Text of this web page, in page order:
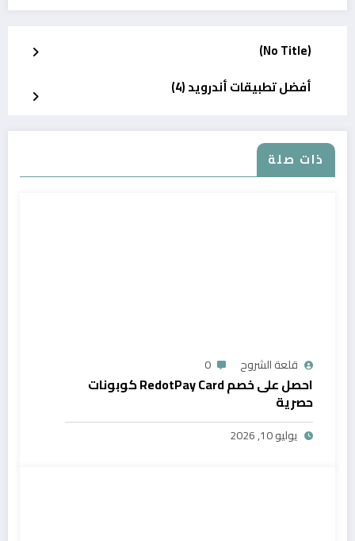
(No Title)
أفضل تطبيقات أندرويد (4)
ذات صلة
قلعة الشروح 0
احصل على خصم RedotPay Card كوبونات
حصرية
يوليو 10, 2026